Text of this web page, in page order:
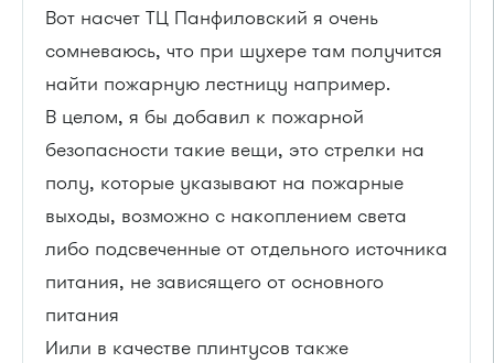
Вот насчет ТЦ Панфиловский я очень
сомневаюсь, что при шухере там получится
найти пожарную лестницу например.
В целом, я бы добавил к пожарной
безопасности такие вещи, это стрелки на
полу, которые указывают на пожарные
выходы, возможно с накоплением света
либо подсвеченные от отдельного источника
питания, не зависящего от основного
питания
Иили в качестве плинтусов также